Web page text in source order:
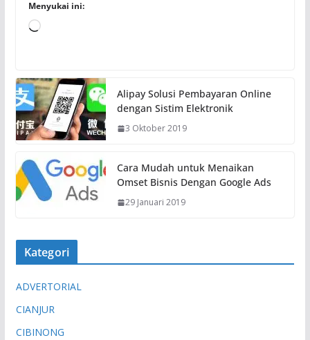
Menyukai ini:
M
u
a
t
.
Alipay Solusi Pembayaran Online
dengan Sistim Elektronik
3 Oktober 2019
Cara Mudah untuk Menaikan
Omset Bisnis Dengan Google Ads
29 Januari 2019
Kategori
ADVERTORIAL
CIANJUR
CIBINONG